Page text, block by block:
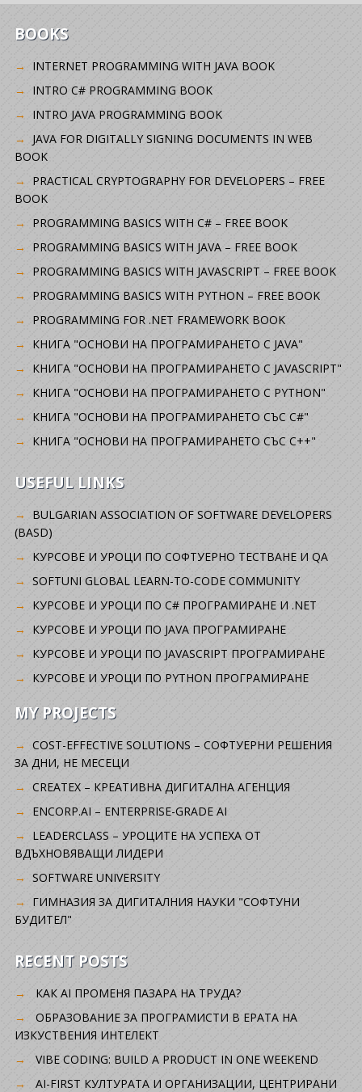
BOOKS
INTERNET PROGRAMMING WITH JAVA BOOK
INTRO C# PROGRAMMING BOOK
INTRO JAVA PROGRAMMING BOOK
JAVA FOR DIGITALLY SIGNING DOCUMENTS IN WEB
BOOK
PRACTICAL CRYPTOGRAPHY FOR DEVELOPERS – FREE
BOOK
PROGRAMMING BASICS WITH C# – FREE BOOK
PROGRAMMING BASICS WITH JAVA – FREE BOOK
PROGRAMMING BASICS WITH JAVASCRIPT – FREE BOOK
PROGRAMMING BASICS WITH PYTHON – FREE BOOK
PROGRAMMING FOR .NET FRAMEWORK BOOK
КНИГА "ОСНОВИ НА ПРОГРАМИРАНЕТО С JAVA"
КНИГА "ОСНОВИ НА ПРОГРАМИРАНЕТО С JAVASCRIPT"
КНИГА "ОСНОВИ НА ПРОГРАМИРАНЕТО С PYTHON"
КНИГА "ОСНОВИ НА ПРОГРАМИРАНЕТО СЪС C#"
КНИГА "ОСНОВИ НА ПРОГРАМИРАНЕТО СЪС C++"
USEFUL LINKS
BULGARIAN ASSOCIATION OF SOFTWARE DEVELOPERS
(BASD)
KУРСОВЕ И УРОЦИ ПО СОФТУЕРНО ТЕСТВАНЕ И QA
SOFTUNI GLOBAL LEARN-TO-CODE COMMUNITY
КУРСОВЕ И УРОЦИ ПО C# ПРОГРАМИРАНЕ И .NET
КУРСОВЕ И УРОЦИ ПО JAVA ПРОГРАМИРАНЕ
КУРСОВЕ И УРОЦИ ПО JAVASCRIPT ПРОГРАМИРАНЕ
КУРСОВЕ И УРОЦИ ПО PYTHON ПРОГРАМИРАНЕ
MY PROJECTS
COST-EFFECTIVE SOLUTIONS – СОФТУЕРНИ РЕШЕНИЯ
ЗА ДНИ, НЕ МЕСЕЦИ
CREATEX – КРЕАТИВНА ДИГИТАЛНА АГЕНЦИЯ
ENCORP.AI – ENTERPRISE-GRADE AI
LEADERCLASS – УРОЦИТЕ НА УСПЕХА ОТ
ВДЪХНОВЯВАЩИ ЛИДЕРИ
SOFTWARE UNIVERSITY
ГИМНАЗИЯ ЗА ДИГИТАЛНИЯ НАУКИ "СОФТУНИ
БУДИТЕЛ"
RECENT POSTS
КАК AI ПРОМЕНЯ ПАЗАРА НА ТРУДА?
ОБРАЗОВАНИЕ ЗА ПРОГРАМИСТИ В ЕРАТА НА
ИЗКУСТВЕНИЯ ИНТЕЛЕКТ
VIBE CODING: BUILD A PRODUCT IN ONE WEEKEND
AI-FIRST КУЛТУРАТА И ОРГАНИЗАЦИИ, ЦЕНТРИРАНИ